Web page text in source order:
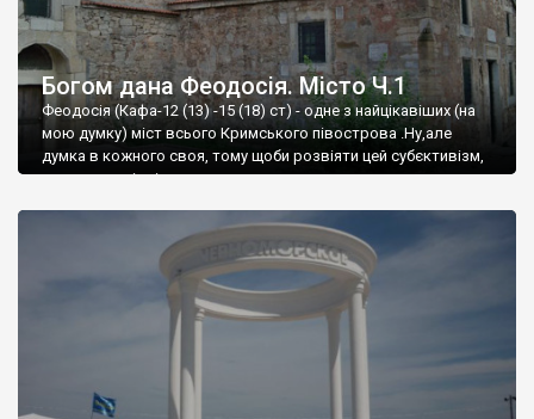
Богом дана Феодосія. Місто Ч.1
Феодосія (Кафа-12 (13) -15 (18) ст) - одне з найцікавіших (на
мою думку) міст всього Кримського півострова .Ну,але
думка в кожного своя, тому щоби розвіяти цей субєктивізм,
запрошую відвідати це